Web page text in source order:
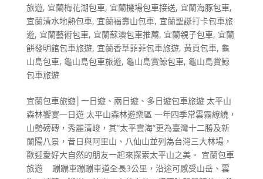
旅遊, 宜蘭梅花湖包車, 宜蘭機場包車接送, 宜蘭海豚包車,
宜蘭清水地熱包車, 宜蘭福壽山包車, 宜蘭聖誕打卡包車旅
遊, 宜蘭藝術包車, 宜蘭蘇澳包車推薦, 宜蘭親子包車, 宜蘭
餅發明館包車旅遊, 宜蘭香草菲菲包車旅遊, 黃頁包車, 龜
山島包車, 龜山島包車旅遊, 龜山島賞鯨包車, 龜山島賞鯨
包車旅遊
宜蘭包車旅遊│一日遊、兩日遊、多日遊包車旅遊 太平山
森林饗宴一日遊 太平山森林遊樂區 一年四季常雲霧繚繞，
山勢磅磚，秀麗清峻，其”太平雲海”更為臺灣十二勝及新
蘭陽八景，昔日與阿里山、八仙山並列為台灣三大林場，
歡迎愛好大自然的朋友一起來探索太平山之美。 宜蘭包車
旅遊 蹦蹦車蹦蹦車道全長3公里，沿途可感受山岳、雲